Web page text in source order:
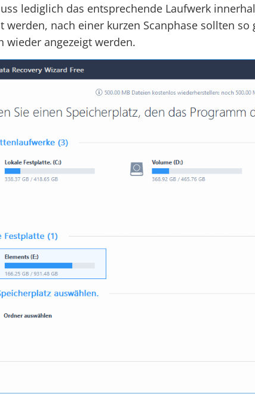
lediglich das entsprechende Laufwerk
werden, nach einer kurzen Scanphase sollten
wieder angezeigt werden.